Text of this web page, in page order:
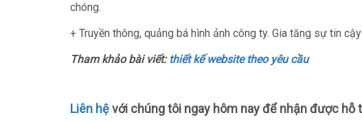
chóng.
+ Truyền thông, quảng bá hình ảnh công ty. Gia tăng sự tin
Tham khảo bài viết: thiết kế website theo yêu cầu
Liên hệvới chúng tôi ngay hôm nay để nhận được hỗ